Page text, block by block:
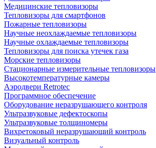
Медицинские тепловизоры
Тепловизоры для смартфонов
Пожарные тепловизоры
Научные неохлаждаемые тепловизоры
Научные охлаждаемые тепловизоры
Тепловизоры для поиска утечек газа
Морские тепловизоры
Стационарные измерительные тепловизоры
Высокотемпературные камеры
Аэродвери Retrotec
Программное обеспечение
Оборудование неразрушающего контроля
Ультразвуковые дефектоскопы
Ультразвуковые толщиномеры
Вихретоковый неразрушающий контроль
Визуальный контроль